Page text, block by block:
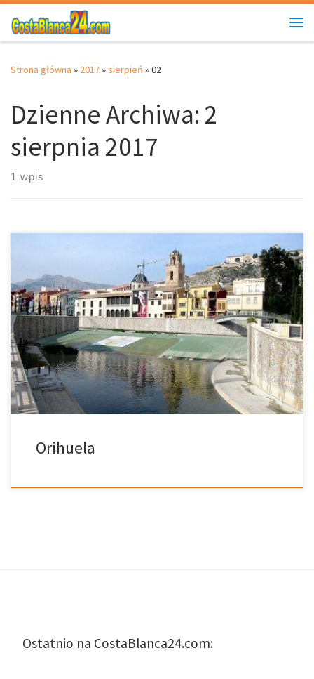
Przejdź do treści
Strona główna » 2017»sierpień »02
Dzienne Archiwa: 2
sierpnia 2017
1 wpis
Lokalizacja: • region autonomiczny: Walencja • prowincja/ wyspa:
Alicante – Alacant Orihuela oferuje swoim gościom wspaniałe
miejsce na korzystanie z morza i słońca, zabytkowe centrum
miasta oraz trzy doskonałe, 18 – dołkowe pola golfowe.
Przejeżdżając przez Torrevieja, jadąc na południe, docieramy do
strefy przybrzeżnej gminy Orihuela. W Orihuela rozległe piaski
łączą się z małymi klifami, co sprawia, że miejsce jest […]
Orihuela
Ostatnio na CostaBlanca24.com: